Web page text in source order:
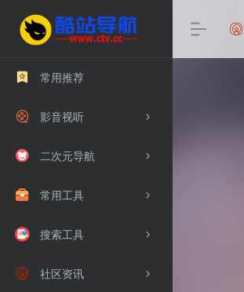
常用推荐
影音视听
二次元导航
常用工具
搜索工具
社区资讯